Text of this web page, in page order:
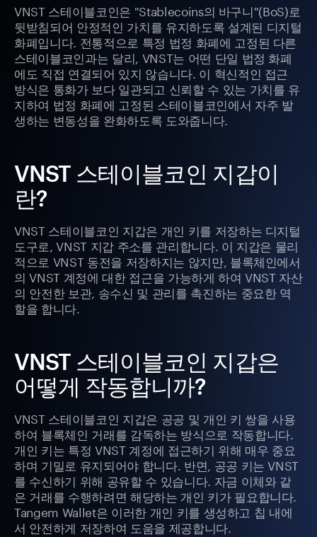
VNST 스테이블코인은 "Stablecoins의 바구니"(BoS)로
뒷받침되어 안정적인 가치를 유지하도록 설계된 디지털
화폐입니다. 전통적으로 특정 법정 화폐에 고정된 다른
스테이블코인과는 달리, VNST는 어떤 단일 법정 화폐
에도 직접 연결되어 있지 않습니다. 이 혁신적인 접근
방식은 통화가 보다 일관되고 신뢰할 수 있는 가치를 유
지하여 법정 화폐에 고정된 스테이블코인에서 자주 발
생하는 변동성을 완화하도록 도와줍니다.
VNST 스테이블코인 지갑이
란?
VNST 스테이블코인 지갑은 개인 키를 저장하는 디지털
도구로, VNST 지갑 주소를 관리합니다. 이 지갑은 물리
적으로 VNST 동전을 저장하지는 않지만, 블록체인에서
의 VNST 계정에 대한 접근을 가능하게 하여 VNST 자산
의 안전한 보관, 송수신 및 관리를 촉진하는 중요한 역
할을 합니다.
VNST 스테이블코인 지갑은
어떻게 작동합니까?
VNST 스테이블코인 지갑은 공공 및 개인 키 쌍을 사용
하여 블록체인 거래를 감독하는 방식으로 작동합니다.
개인 키는 특정 VNST 계정에 접근하기 위해 매우 중요
하며 기밀로 유지되어야 합니다. 반면, 공공 키는 VNST
를 수신하기 위해 공유할 수 있습니다. 자금 이체와 같
은 거래를 수행하려면 해당하는 개인 키가 필요합니다.
Tangem Wallet은 이러한 개인 키를 생성하고 칩 내에
서 안전하게 저장하여 도움을 제공합니다.